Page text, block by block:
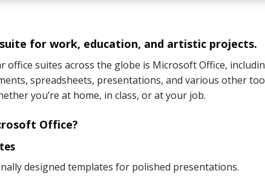
for work, education, and artistic projects.
office suites across the globe is Microsoft Office,
spreadsheets, presentations, and various other
you’re at home, in class, or at your job.
Office?
designed templates for polished presentations.